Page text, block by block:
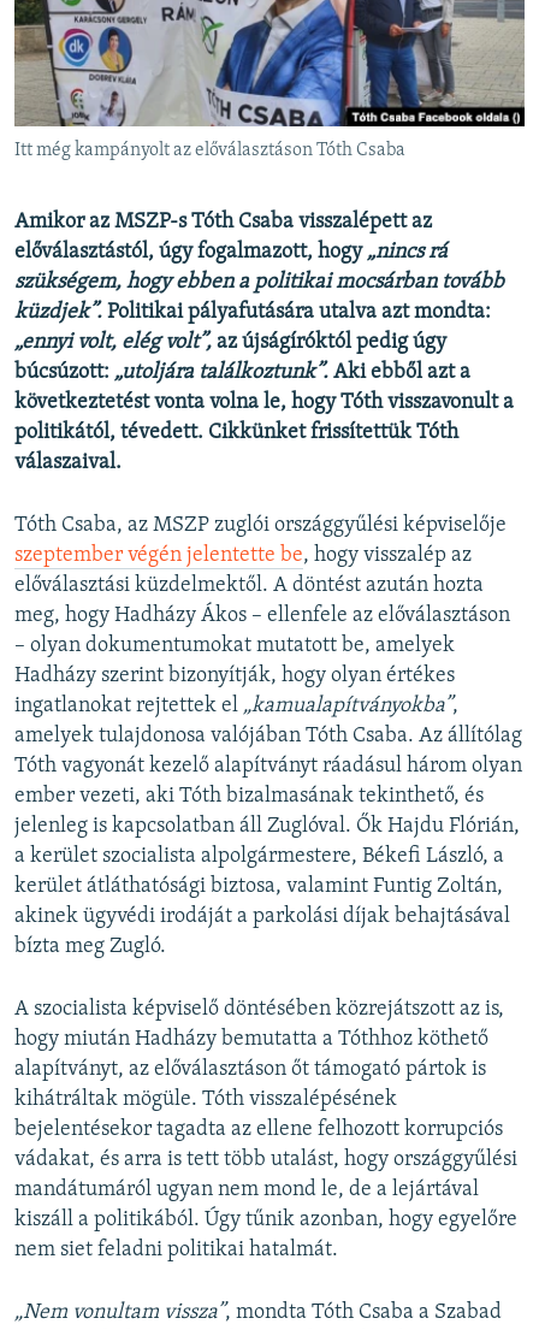
EURÓPAI UNIÓ
VILÁG
KLÍMAVÁLTOZÁS
A MÚLT TANULSÁGAI
KÖVESSEN MINKET!
Valamennyi RFE/RL weboldal
Itt még kampányolt az előválasztáson Tóth Csaba
Amikor az MSZP-s Tóth Csaba visszalépett az
előválasztástól, úgy fogalmazott, hogy „nincs rá
szükségem, hogy ebben a politikai mocsárban tovább
küzdjek”. Politikai pályafutására utalva azt mondta:
„ennyi volt, elég volt”, az újságíróktól pedig úgy
búcsúzott: „utoljára találkoztunk”. Aki ebből azt a
következtetést vonta volna le, hogy Tóth visszavonult a
politikától, tévedett. Cikkünket frissítettük Tóth
válaszaival.
Tóth Csaba, az MSZP zuglói országgyűlési képviselője
szeptember végén jelentette be, hogy visszalép az
előválasztási küzdelmektől. A döntést azután hozta
meg, hogy Hadházy Ákos – ellenfele az előválasztáson
– olyan dokumentumokat mutatott be, amelyek
Hadházy szerint bizonyítják, hogy olyan értékes
ingatlanokat rejtettek el „kamualapítványokba”,
amelyek tulajdonosa valójában Tóth Csaba. Az állítólag
Tóth vagyonát kezelő alapítványt ráadásul három olyan
ember vezeti, aki Tóth bizalmasának tekinthető, és
jelenleg is kapcsolatban áll Zuglóval. Ők Hajdu Flórián,
a kerület szocialista alpolgármestere, Békefi László, a
kerület átláthatósági biztosa, valamint Funtig Zoltán,
akinek ügyvédi irodáját a parkolási díjak behajtásával
bízta meg Zugló.
A szocialista képviselő döntésében közrejátszott az is,
hogy miután Hadházy bemutatta a Tóthhoz köthető
alapítványt, az előválasztáson őt támogató pártok is
kihátráltak mögüle. Tóth visszalépésének
bejelentésekor tagadta az ellene felhozott korrupciós
vádakat, és arra is tett több utalást, hogy országgyűlési
mandátumáról ugyan nem mond le, de a lejártával
kiszáll a politikából. Úgy tűnik azonban, hogy egyelőre
nem siet feladni politikai hatalmát.
„Nem vonultam vissza”, mondta Tóth Csaba a Szabad